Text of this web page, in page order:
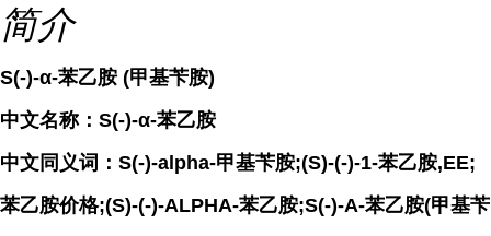
简介
S(-)-α-苯乙胺 (甲基苄胺)
中文名称：S(-)-α-苯乙胺
中文同义词：S(-)-alpha-甲基苄胺;(S)-(-)-1-苯乙胺,EE;
苯乙胺价格;(S)-(-)-ALPHA-苯乙胺;S(-)-Α-苯乙胺(甲基苄